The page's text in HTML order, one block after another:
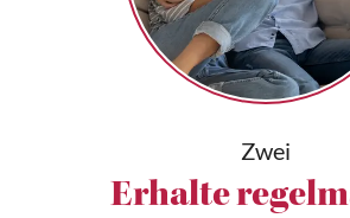
Zwei
Erhalte